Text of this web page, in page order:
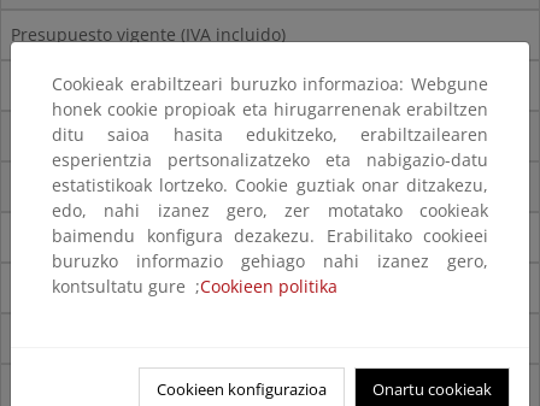
Presupuesto vigente (IVA incluido)
8.557.046,99 €
Aprobación técnica del Proyecto
16/06/2009
Obra Colectores
FERROVIAL CONSERVACIÓN, S.A.
Cookieak erabiltzeari buruzko informazioa: Webgune
honek cookie propioak eta hirugarrenenak erabiltzen
ditu saioa hasita edukitzeko, erabiltzailearen
esperientzia pertsonalizatzeko eta nabigazio-datu
estatistikoak lortzeko. Cookie guztiak onar ditzakezu,
edo, nahi izanez gero, zer motatako cookieak
baimendu konfigura dezakezu. Erabilitako cookieei
buruzko informazio gehiago nahi izanez gero,
kontsultatu gure ;Cookieen politika
Cookieen konfigurazioa Onartu cookieak